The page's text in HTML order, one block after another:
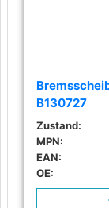
B130727
Zustand:
MPN:
EAN:
OE: